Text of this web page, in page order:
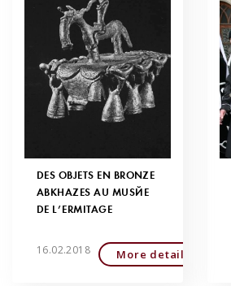
DES OBJETS EN BRONZE
ABKHAZES AU MUSÉE
DE L’ERMITAGE
16.02.2018 More detailed